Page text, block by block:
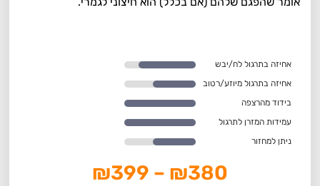
אחיזה בתרגול לח/יבש
אחיזה בתרגול מיוזע/רטוב
בידוד מהרצפה
עמידות המזרן לתרגול
ניתן למחזור
₪380
–
₪399